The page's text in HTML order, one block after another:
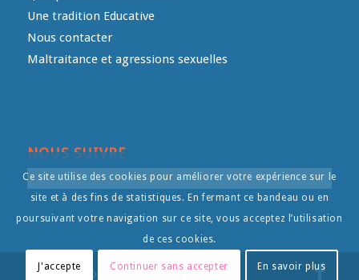
Une tradition Educative
Nous contacter
Maltraitance et agressions sexuelles
NOUS SUIVRE
© Copyright - L'Oratoire- - by
Ce site utilise des cookies pour améliorer votre expérience sur le
site et à des fins de statistiques. En fermant ce bandeau ou en
poursuivant votre navigation sur ce site, vous acceptez l’utilisation
de ces cookies.
J'accepte Continuer sans accepter En savoir plus